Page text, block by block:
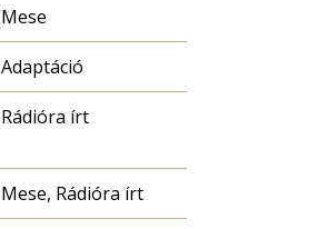
Mese
Adaptáció
Rádióra írt
Mese, Rádióra írt